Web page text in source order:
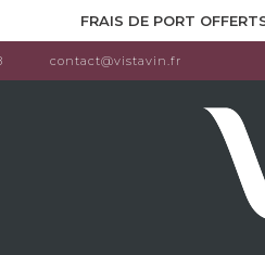
FRAIS DE PORT
contact@vistavin.fr